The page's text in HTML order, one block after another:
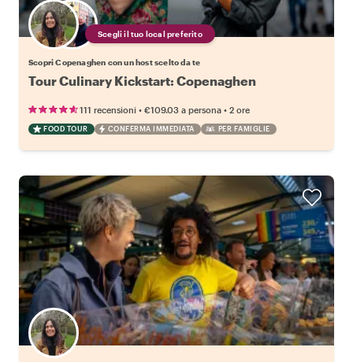
Scegli il tuo local preferito
Scopri Copenaghen con un host scelto da te
Tour Culinary Kickstart: Copenaghen
111 recensioni • €109.03 a persona • 2 ore
FOOD TOUR CONFERMA IMMEDIATA PER FAMIGLIE